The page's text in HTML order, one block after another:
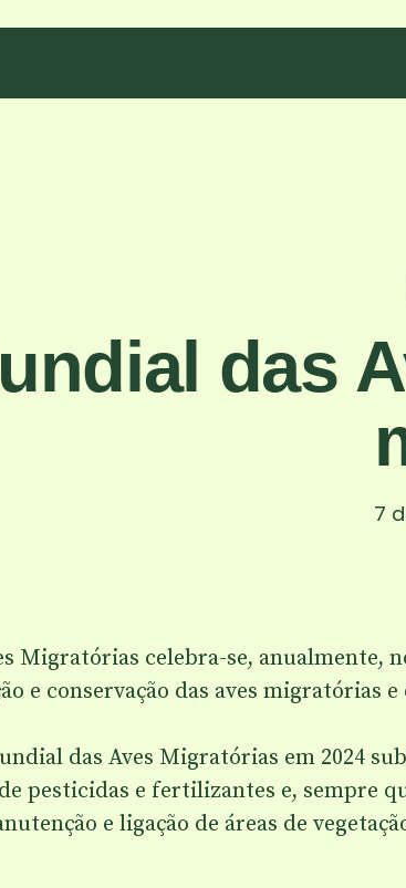
das
7
Migratórias celebra-se, anualmente,
e conservação das aves migratórias
das Aves Migratórias em 2024
pesticidas e fertilizantes e, sempre
e ligação de áreas de